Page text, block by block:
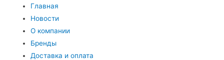
Главная
Новости
О компании
Бренды
Доставка и оплата